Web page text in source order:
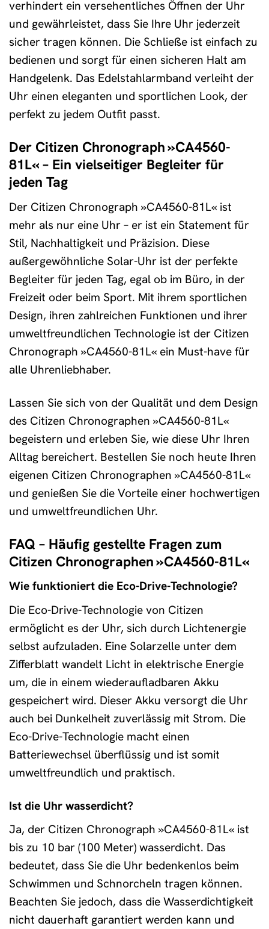
verhindert ein versehentliches Öffnen der Uhr
und gewährleistet, dass Sie Ihre Uhr jederzeit
sicher tragen können. Die Schließe ist einfach zu
bedienen und sorgt für einen sicheren Halt am
Handgelenk. Das Edelstahlarmband verleiht der
Uhr einen eleganten und sportlichen Look, der
perfekt zu jedem Outfit passt.
Der Citizen Chronograph »CA4560-
81L« – Ein vielseitiger Begleiter für
jeden Tag
Der Citizen Chronograph »CA4560-81L« ist
mehr als nur eine Uhr – er ist ein Statement für
Stil, Nachhaltigkeit und Präzision. Diese
außergewöhnliche Solar-Uhr ist der perfekte
Begleiter für jeden Tag, egal ob im Büro, in der
Freizeit oder beim Sport. Mit ihrem sportlichen
Design, ihren zahlreichen Funktionen und ihrer
umweltfreundlichen Technologie ist der Citizen
Chronograph »CA4560-81L« ein Must-have für
alle Uhrenliebhaber.
Lassen Sie sich von der Qualität und dem Design
des Citizen Chronographen »CA4560-81L«
begeistern und erleben Sie, wie diese Uhr Ihren
Alltag bereichert. Bestellen Sie noch heute Ihren
eigenen Citizen Chronographen »CA4560-81L«
und genießen Sie die Vorteile einer hochwertigen
und umweltfreundlichen Uhr.
FAQ – Häufig gestellte Fragen zum
Citizen Chronographen »CA4560-81L«
Wie funktioniert die Eco-Drive-Technologie?
Die Eco-Drive-Technologie von Citizen
ermöglicht es der Uhr, sich durch Lichtenergie
selbst aufzuladen. Eine Solarzelle unter dem
Zifferblatt wandelt Licht in elektrische Energie
um, die in einem wiederaufladbaren Akku
gespeichert wird. Dieser Akku versorgt die Uhr
auch bei Dunkelheit zuverlässig mit Strom. Die
Eco-Drive-Technologie macht einen
Batteriewechsel überflüssig und ist somit
umweltfreundlich und praktisch.
Ist die Uhr wasserdicht?
Ja, der Citizen Chronograph »CA4560-81L« ist
bis zu 10 bar (100 Meter) wasserdicht. Das
bedeutet, dass Sie die Uhr bedenkenlos beim
Schwimmen und Schnorcheln tragen können.
Beachten Sie jedoch, dass die Wasserdichtigkeit
nicht dauerhaft garantiert werden kann und